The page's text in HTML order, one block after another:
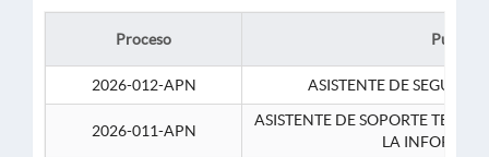
Proceso Puesto
2026-012-APN ASISTENTE DE
2026-011-APN
ASISTENTE DE SOPORTE
LA